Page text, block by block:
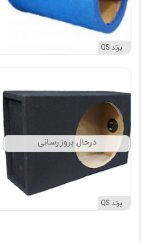
برند QS
درحال بروزرسانی
برند QS